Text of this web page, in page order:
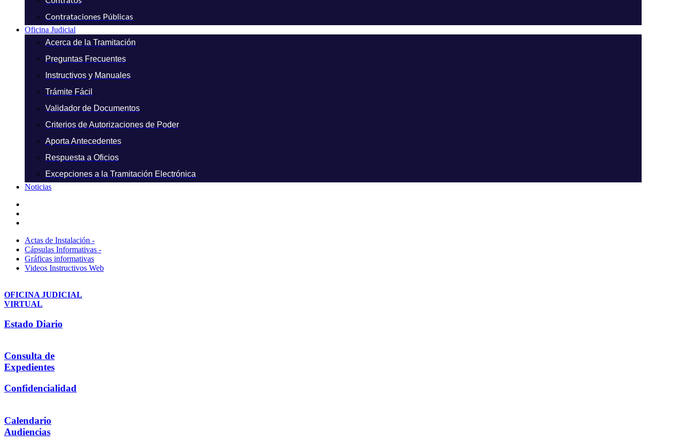
Contrataciones Públicas
Oficina Judicial
Acerca de la Tramitación
Preguntas Frecuentes
Instructivos y Manuales
Trámite Fácil
Validador de Documentos
Criterios de Autorizaciones de Poder
Aporta Antecedentes
Respuesta a Oficios
Excepciones a la Tramitación Electrónica
Noticias
Actas de Instalación -
Cápsulas Informativas -
Gráficas informativas
Videos Instructivos Web
OFICINA JUDICIAL
VIRTUAL
Estado Diario
Consulta de
Expedientes
Confidencialidad
Calendario
Audiencias